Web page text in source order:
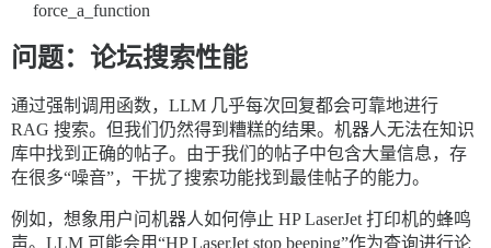
force_a_function
问题：论坛搜索性能
通过强制调用函数，LLM 几乎每次回复都会可靠地进行
RAG 搜索。但我们仍然得到糟糕的结果。机器人无法在知识
库中找到正确的帖子。由于我们的帖子中包含大量信息，存
在很多“噪音”，干扰了搜索功能找到最佳帖子的能力。
例如，想象用户问机器人如何停止 HP LaserJet 打印机的蜂鸣
声。LLM 可能会用“HP LaserJet stop beeping”作为查询进行论